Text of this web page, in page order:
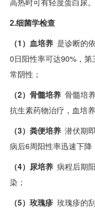
高热时可有轻度蛋白尿
2.细菌学检查
（1）血培养 是诊断的
0日阳性率可达90%，
常阴性；
（2）骨髓培养 骨髓培
抗生素药物治疗，血培
（3）粪便培养 潜伏期
病后6周阳性率迅速下降
（4）尿培养 病程后期
染；
（5）玫瑰疹 玫瑰疹的